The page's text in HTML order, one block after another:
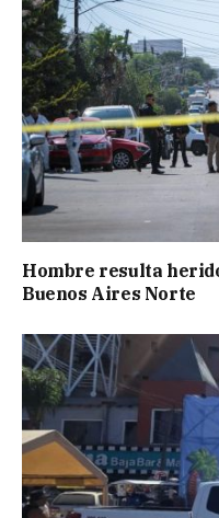
Hombre resulta
Buenos Aires Norte